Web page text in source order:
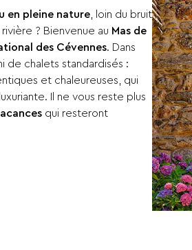
en pleine nature, loin du bruit
? Bienvenue au Mas de
des Cévennes. Dans
de chalets standardisés :
et chaleureuses, qui
Il ne vous reste plus
qui resteront